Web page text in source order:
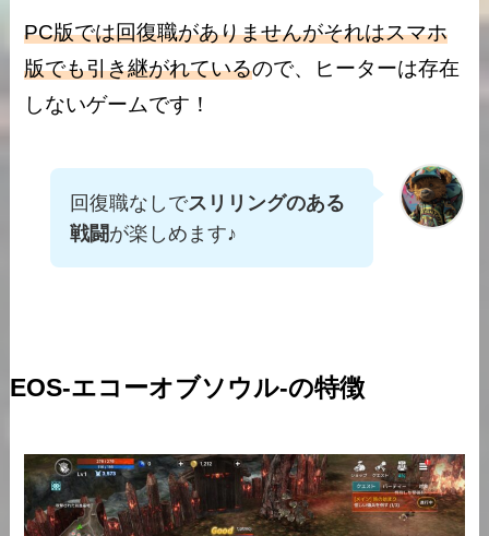
PC版では回復職がありませんがそれはスマホ
版でも引き継がれているので、ヒーターは存在
しないゲームです！
回復職なしでスリリングのある
戦闘が楽しめます♪
EOS-エコーオブソウル-の特徴